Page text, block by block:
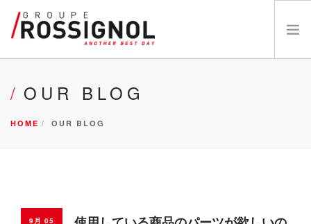
ABOUT US
INNOVATIONS
OUR BLOG
HOME OUR BLOG
9月 05